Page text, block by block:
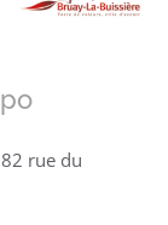
82 rue du